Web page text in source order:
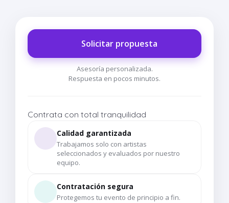
Solicitar propuesta
Asesoría personalizada.
Respuesta en pocos minutos.
Contrata con total tranquilidad
Calidad garantizada
Trabajamos solo con artistas
seleccionados y evaluados por nuestro
equipo.
Contratación segura
Protegemos tu evento de principio a fin.